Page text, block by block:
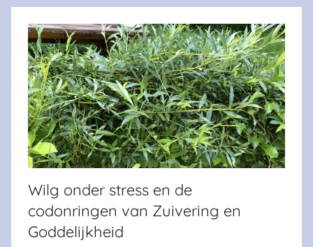
Wilg onder stress en de
codonringen van Zuivering en
Goddelijkheid